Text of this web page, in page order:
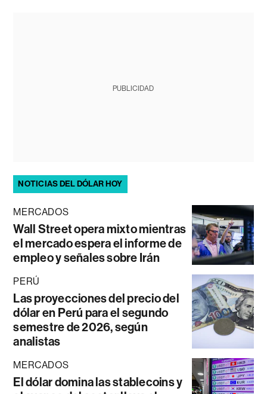
PUBLICIDAD
NOTICIAS DEL DÓLAR HOY
MERCADOS
Wall Street opera mixto mientras
el mercado espera el informe de
empleo y señales sobre Irán
PERÚ
Las proyecciones del precio del
dólar en Perú para el segundo
semestre de 2026, según
analistas
MERCADOS
El dólar domina las stablecoins y